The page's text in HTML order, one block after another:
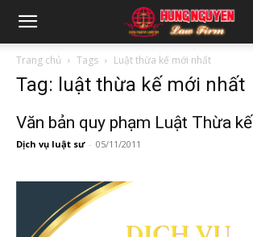
Trang chủ Tags Luật thừa kế mới nhất
Tag: luật thừa kế mới nhất
Văn bản quy phạm Luật Thừa kế
Dịch vụ luật sư - 05/11/2011